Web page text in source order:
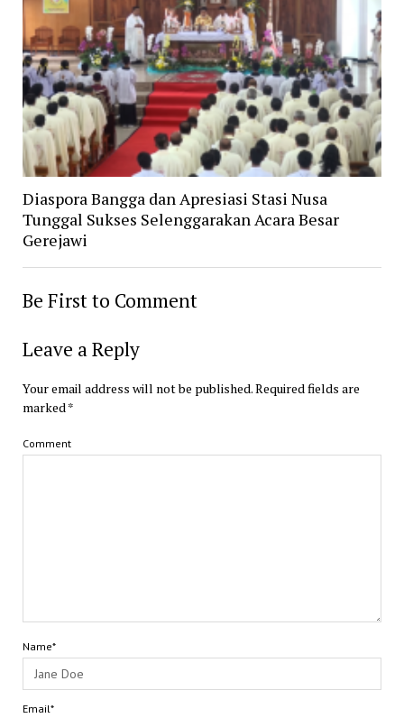
Diaspora Bangga dan Apresiasi Stasi Nusa
Tunggal Sukses Selenggarakan Acara Besar
Gerejawi
Be First to Comment
Leave a Reply
Your email address will not be published.Required fields are
marked*
Comment
Name*
Email*